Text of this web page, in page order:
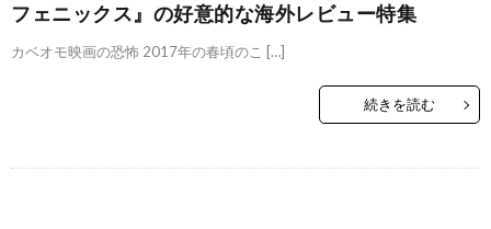
フェニックス』の好意的な海外レビュー特集
カベオモ映画の恐怖 2017年の春頃のこ […]
続きを読む